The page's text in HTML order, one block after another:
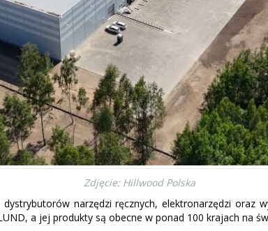
Zdjęcie: Hillwood Polska
narzędzi ręcznych, elektronarzędzi oraz
a jej produkty są obecne w ponad 100 krajach na